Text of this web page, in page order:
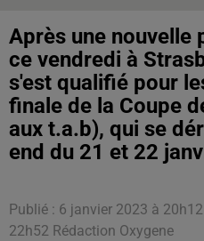
Après une nouvelle
ce vendredi à
s'est qualifié pour
finale de la Coupe
aux t.a.b), qui se
end du 21 et 22
Publié : 6 janvier 2023 à
22h52 Rédaction Oxygene